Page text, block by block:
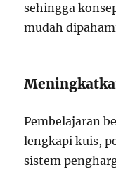
sehingga
mudah
Pembelajaran
lengkapi kuis,
sistem